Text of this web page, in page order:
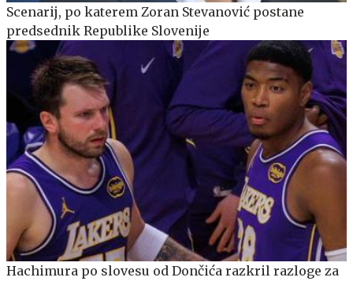
Scenarij, po katerem Zoran Stevanović postane
predsednik Republike Slovenije
Hachimura po slovesu od Dončića razkril razloge za